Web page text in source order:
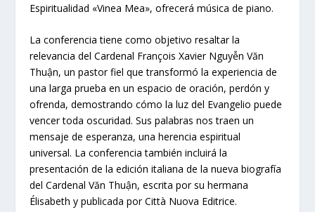
Espiritualidad «Vinea Mea», ofrecerá música de piano.
La conferencia tiene como objetivo resaltar la
relevancia del Cardenal François Xavier Nguyễn Văn
Thuận, un pastor fiel que transformó la experiencia de
una larga prueba en un espacio de oración, perdón y
ofrenda, demostrando cómo la luz del Evangelio puede
vencer toda oscuridad. Sus palabras nos traen un
mensaje de esperanza, una herencia espiritual
universal. La conferencia también incluirá la
presentación de la edición italiana de la nueva biografía
del Cardenal Văn Thuận, escrita por su hermana
Élisabeth y publicada por Città Nuova Editrice.